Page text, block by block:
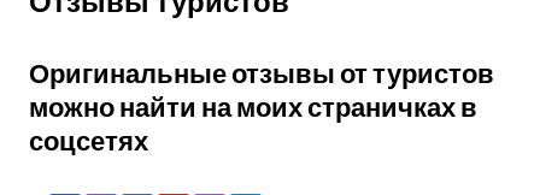
Оригинальные отзывы от туристов
можно найти на моих страничках в
соцсетях